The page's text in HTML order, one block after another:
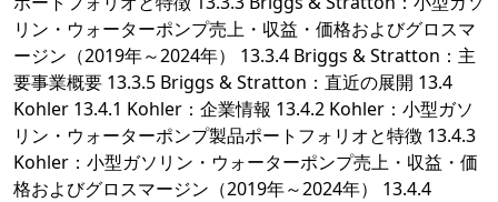
リン・ウォーターポンプ売上・収益・価格およびグロスマ
ージン（2019年～2024年） 13.3.4 Briggs & Stratton：主
要事業概要 13.3.5 Briggs & Stratton：直近の展開 13.4
Kohler 13.4.1 Kohler：企業情報 13.4.2 Kohler：小型ガソ
リン・ウォーターポンプ製品ポートフォリオと特徴 13.4.3
Kohler：小型ガソリン・ウォーターポンプ売上・収益・価
格およびグロスマージン（2019年～2024年） 13.4.4